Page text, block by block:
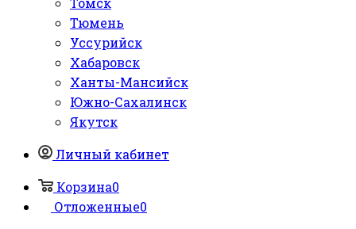
Тюмень
Уссурийск
Хабаровск
Ханты-Мансийск
Южно-Сахалинск
Якутск
Личный кабинет
Корзина0
Отложенные0